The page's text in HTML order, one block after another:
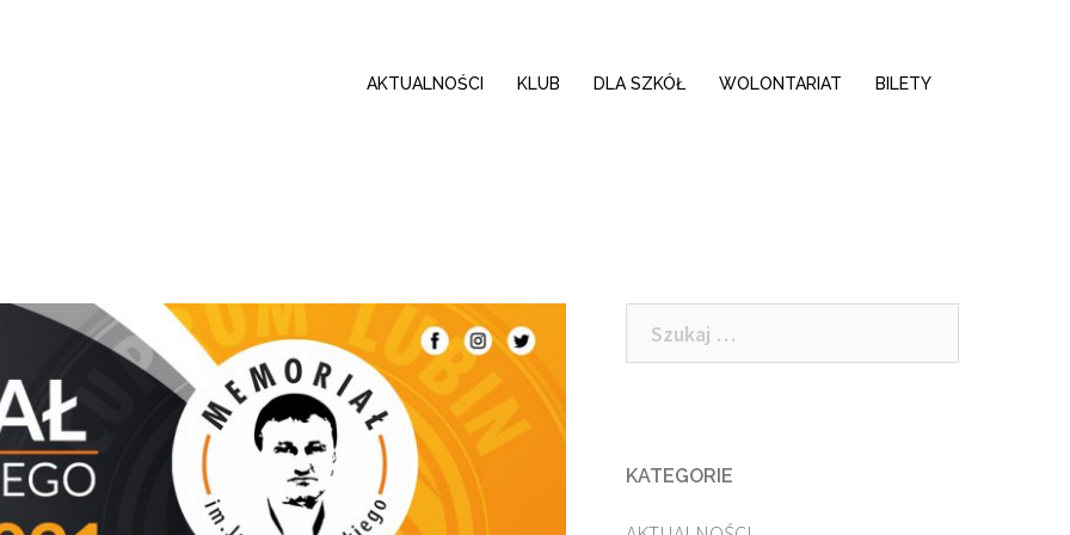
AKTUALNOŚCI KLUB DLA SZKÓŁ WOLONTARIAT BILETY
Szukaj:
KATEGORIE